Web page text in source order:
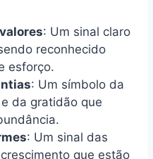
: Um sinal claro
reconhecido
esforço.
: Um símbolo da
da gratidão que
: Um sinal das
que estão